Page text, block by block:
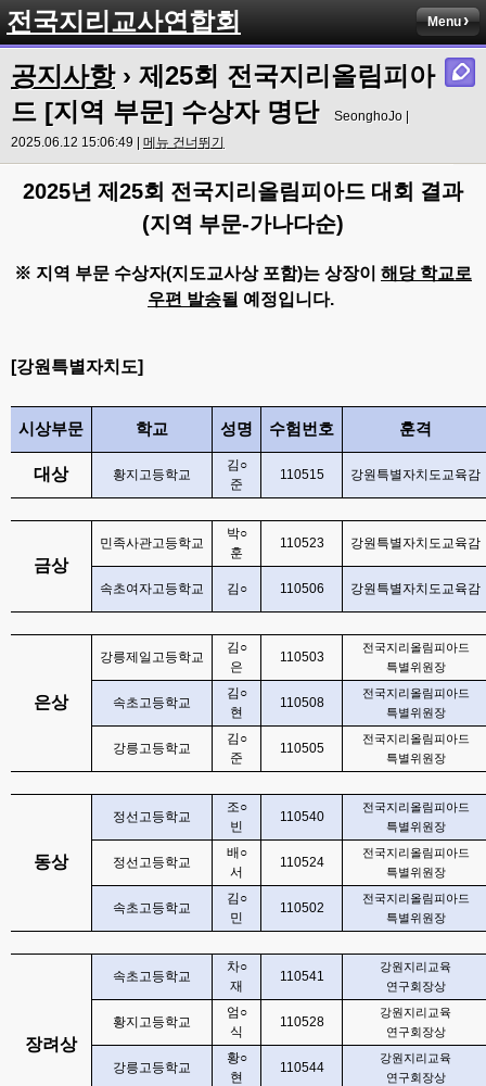
전국지리교사연합회 Menu
공지사항› 제25회 전국지리올림피아
드 [지역 부문] 수상자 명단
SeonghoJo |
2025.06.12 15:06:49 | 메뉴 건너뛰기
2025년 제 25회 전국지리올림피아드 대회 결과
(지역 부문-가나다순)
※ 지역 부문 수상자(지도교사상 포함)는 상장이 해당 학교로
우편 발송될 예정입니다.
[강원특별자치도]
시상부문 학교 성명 수험번호 훈격
대상 황지고등학교
김 ○
준
110515 강원특별자치도교육감
금상
민족사관고등학교
박○
훈
110523 강원특별자치도교육감
속초여자고등학교 김 ○ 110506 강원특별자치도교육감
은상
강릉제일고등학교
김 ○
은
110503
전국지리올림피아드
특별위원장
속초고등학교
김 ○
현
110508
전국지리올림피아드
특별위원장
강릉고등학교
김 ○
준
110505
전국지리올림피아드
특별위원장
동상
정선고등학교
조○
빈
110540
전국지리올림피아드
특별위원장
정선고등학교
배 ○
서
110524
전국지리올림피아드
특별위원장
속초고등학교
김 ○
민
110502
전국지리올림피아드
특별위원장
장려상
속초고등학교
차○
재
110541
강원지리교육
연구회장상
황지고등학교
엄 ○
식
110528
강원지리교육
연구회장상
강릉고등학교
황○
현
110544
강원지리교육
연구회장상